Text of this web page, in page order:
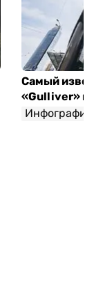
Самый
«Gulliver»